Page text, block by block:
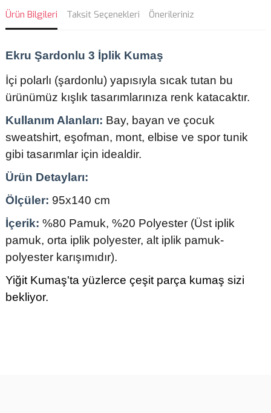
Ürün Bilgileri Taksit Seçenekleri Önerileriniz
Ekru Şardonlu 3 İplik Kumaş
İçi polarlı (şardonlu) yapısıyla sıcak tutan bu
ürünümüz kışlık tasarımlarınıza renk katacaktır.
Kullanım Alanları: Bay, bayan ve çocuk
sweatshirt, eşofman, mont, elbise ve spor tunik
gibi tasarımlar için idealdir.
Ürün Detayları:
Ölçüler: 95x140 cm
İçerik: %80 Pamuk, %20 Polyester (Üst iplik
pamuk, orta iplik polyester, alt iplik pamuk-
polyester karışımıdır).
Yiğit Kumaş'ta yüzlerce çeşit parça kumaş sizi
bekliyor.